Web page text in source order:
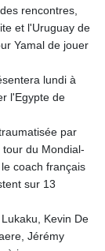
rencontres,
et l'Uruguay de
Yamal de jouer
lundi à
l'Egypte de
par
du Mondial-
coach français
sur 13
Kevin De
Jérémy